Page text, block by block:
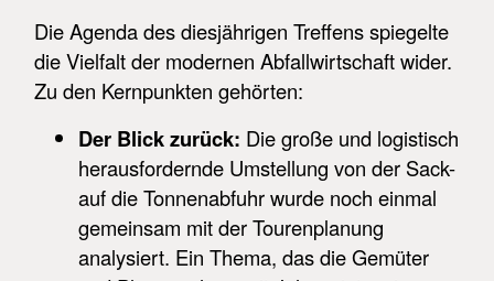
Die Agenda des diesjährigen Treffens spiegelte
die Vielfalt der modernen Abfallwirtschaft wider.
Zu den Kernpunkten gehörten:
Der Blick zurück: Die große und logistisch
herausfordernde Umstellung von der Sack-
auf die Tonnenabfuhr wurde noch einmal
gemeinsam mit der Tourenplanung
analysiert. Ein Thema, das die Gemüter